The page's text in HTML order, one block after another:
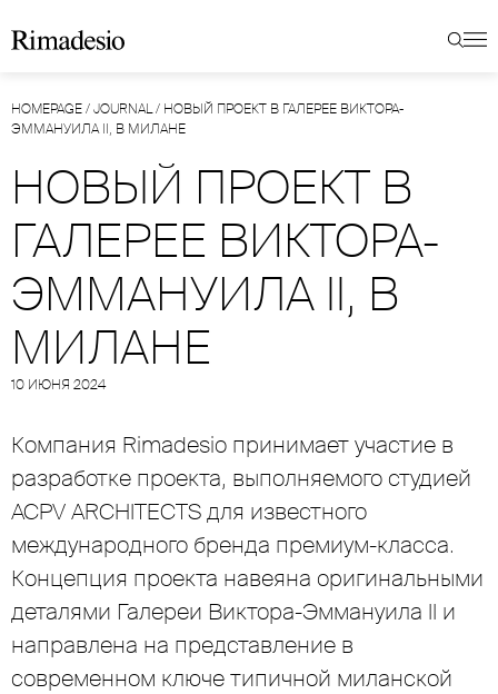
HOMEPAGE/JOURNAL/ НОВЫЙ ПРОЕКТ В ГАЛЕРЕЕ ВИКТОРА-
ЭММАНУИЛА II, В МИЛАНЕ
НОВЫЙ ПРОЕКТ В
ГАЛЕРЕЕ ВИКТОРА-
ЭММАНУИЛА II, В
МИЛАНЕ
10 ИЮНЯ 2024
Компания Rimadesio принимает участие в
разработке проекта, выполняемого студией
ACPV ARCHITECTS для известного
международного бренда премиум-класса.
Концепция проекта навеяна оригинальными
деталями Галереи Виктора-Эммануила II и
направлена на представление в
современном ключе типичной миланской